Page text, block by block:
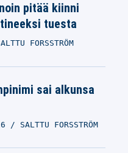
pitää kiinni
tuesta
FORSSTRÖM
sai alkunsa
SALTTU FORSSTRÖM